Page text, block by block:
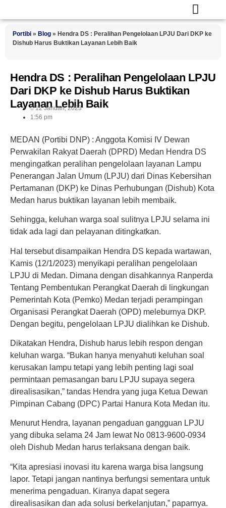
Portibi » Blog » Hendra DS : Peralihan Pengelolaan LPJU Dari DKP ke
Dishub Harus Buktikan Layanan Lebih Baik
Hendra DS : Peralihan Pengelolaan LPJU
Dari DKP ke Dishub Harus Buktikan
Layanan Lebih Baik
12 Januari, 2023
1:56 pm
MEDAN (Portibi DNP) : Anggota Komisi IV Dewan
Perwakilan Rakyat Daerah (DPRD) Medan Hendra DS
mengingatkan peralihan pengelolaan layanan Lampu
Penerangan Jalan Umum (LPJU) dari Dinas Kebersihan
Pertamanan (DKP) ke Dinas Perhubungan (Dishub) Kota
Medan harus buktikan layanan lebih membaik.
Sehingga, keluhan warga soal sulitnya LPJU selama ini
tidak ada lagi dan pelayanan ditingkatkan.
Hal tersebut disampaikan Hendra DS kepada wartawan,
Kamis (12/1/2023) menyikapi peralihan pengelolaan
LPJU di Medan. Dimana dengan disahkannya Ranperda
Tentang Pembentukan Perangkat Daerah di lingkungan
Pemerintah Kota (Pemko) Medan terjadi perampingan
Organisasi Perangkat Daerah (OPD) meleburnya DKP.
Dengan begitu, pengelolaan LPJU dialihkan ke Dishub.
Dikatakan Hendra, Dishub harus lebih respon dengan
keluhan warga. “Bukan hanya menyahuti keluhan soal
kerusakan lampu tetapi yang lebih penting lagi soal
permintaan pemasangan baru LPJU supaya segera
direalisasikan,” tandas Hendra yang juga Ketua Dewan
Pimpinan Cabang (DPC) Partai Hanura Kota Medan itu.
Menurut Hendra, layanan pengaduan gangguan LPJU
yang dibuka selama 24 Jam lewat No 0813-9600-0934
oleh Dishub Medan harus terlaksana dengan baik.
“Kita apresiasi inovasi itu karena warga bisa langsung
lapor. Tetapi jangan nantinya berfungsi sementara untuk
menerima pengaduan. Kiranya dapat segera
direalisasikan dan ada solusi berkelanjutan,” paparnya.